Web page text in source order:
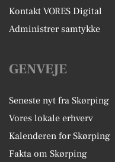
Kontakt VORES Digital
Administrer samtykke
GENVEJE
Seneste nyt fra Skørping
Vores lokale erhverv
Kalenderen for Skørping
Fakta om Skørping